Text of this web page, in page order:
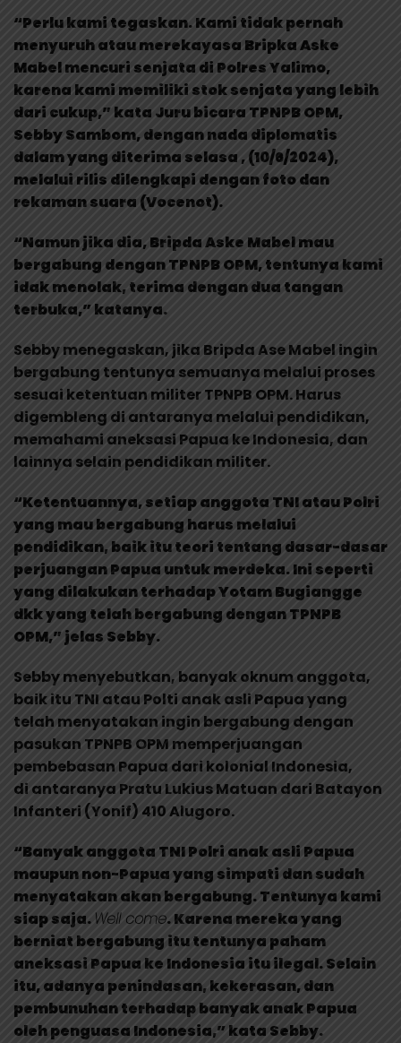
“Perlu kami tegaskan. Kami tidak pernah
menyuruh atau merekayasa Bripka Aske
Mabel mencuri senjata di Polres Yalimo,
karena kami memiliki stok senjata yang lebih
dari cukup,” kata Juru bicara TPNPB OPM,
Sebby Sambom, dengan nada diplomatis
dalam yang diterima selasa , (10/6/2024),
melalui rilis dilengkapi dengan foto dan
rekaman suara (Vocenot).
“Namun jika dia, Bripda Aske Mabel mau
bergabung dengan TPNPB OPM, tentunya kami
idak menolak, terima dengan dua tangan
terbuka,” katanya.
Sebby menegaskan, jika Bripda Ase Mabel ingin
bergabung tentunya semuanya melalui proses
sesuai ketentuan militer TPNPB OPM. Harus
digembleng di antaranya melalui pendidikan,
memahami aneksasi Papua ke Indonesia, dan
lainnya selain pendidikan militer.
“Ketentuannya, setiap anggota TNI atau Polri
yang mau bergabung harus melalui
pendidikan, baik itu teori tentang dasar-dasar
perjuangan Papua untuk merdeka. Ini seperti
yang dilakukan terhadap Yotam Bugiangge
dkk yang telah bergabung dengan TPNPB
OPM,” jelas Sebby.
Sebby menyebutkan, banyak oknum anggota,
baik itu TNI atau Polti anak asli Papua yang
telah menyatakan ingin bergabung dengan
pasukan TPNPB OPM memperjuangan
pembebasan Papua dari kolonial Indonesia,
di antaranya Pratu Lukius Matuan dari Batayon
Infanteri (Yonif) 410 Alugoro.
“Banyak anggota TNI Polri anak asli Papua
maupun non-Papua yang simpati dan sudah
menyatakan akan bergabung. Tentunya kami
siap saja. Well come. Karena mereka yang
berniat bergabung itu tentunya paham
aneksasi Papua ke Indonesia itu ilegal. Selain
itu, adanya penindasan, kekerasan, dan
pembunuhan terhadap banyak anak Papua
oleh penguasa Indonesia,” kata Sebby.